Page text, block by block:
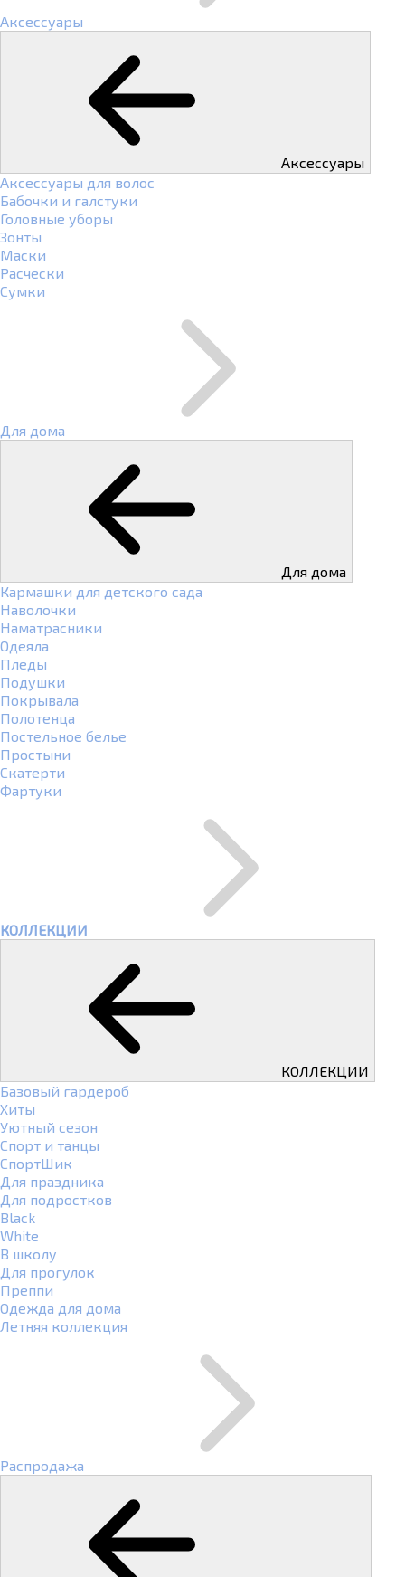
Аксессуары
Аксессуары
Аксессуары для волос
Бабочки и галстуки
Головные уборы
Зонты
Маски
Расчески
Сумки
Для дома
Для дома
Кармашки для детского сада
Наволочки
Наматрасники
Одеяла
Пледы
Подушки
Покрывала
Полотенца
Постельное белье
Простыни
Скатерти
Фартуки
КОЛЛЕКЦИИ
КОЛЛЕКЦИИ
Базовый гардероб
Хиты
Уютный сезон
Спорт и танцы
СпортШик
Для праздника
Для подростков
Black
White
В школу
Для прогулок
Преппи
Одежда для дома
Летняя коллекция
Распродажа